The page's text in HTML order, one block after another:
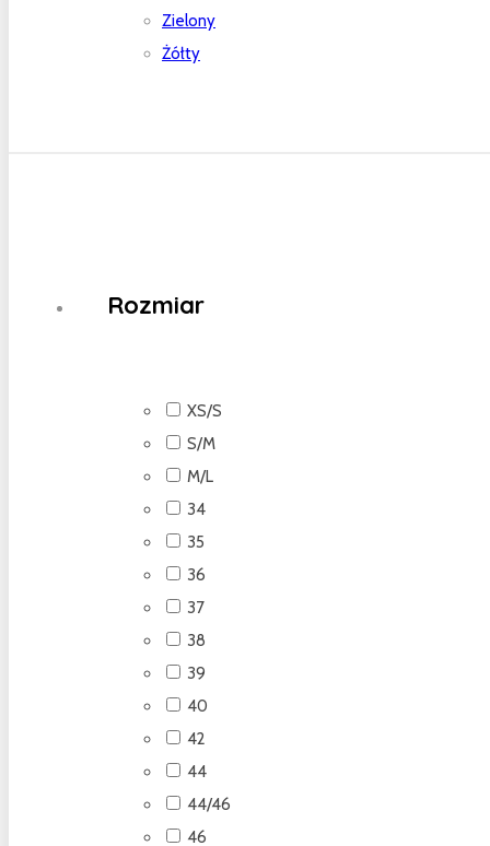
Zielony
Żółty
Rozmiar
XS/S
S/M
M/L
34
35
36
37
38
39
40
42
44
44/46
46